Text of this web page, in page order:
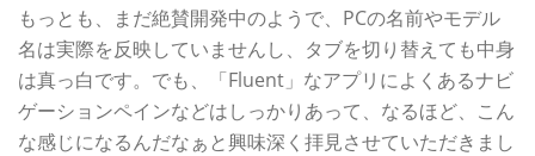
もっとも、まだ絶賛開発中のようで、PCの名前やモデル
名は実際を反映していませんし、タブを切り替えても中身
は真っ白です。でも、「Fluent」なアプリによくあるナビ
ゲーションペインなどはしっかりあって、なるほど、こん
な感じになるんだなぁと興味深く拝見させていただきまし